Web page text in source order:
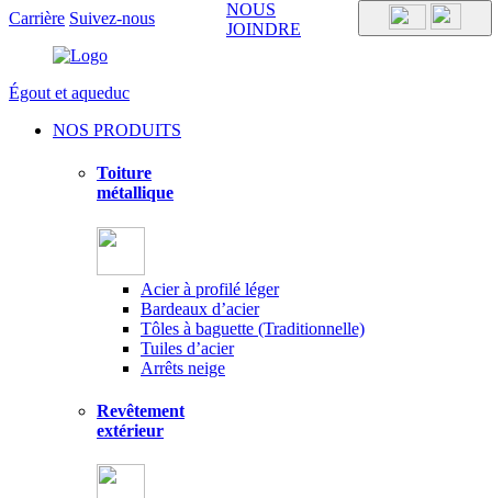
Carrière Suivez-nous
Égout et aqueduc
NOS PRODUITS
Toiture
métallique
Acier à profilé léger
Bardeaux d’acier
Tôles à baguette (Traditionnelle)
Tuiles d’acier
Arrêts neige
Revêtement
extérieur
NOUS
JOINDRE